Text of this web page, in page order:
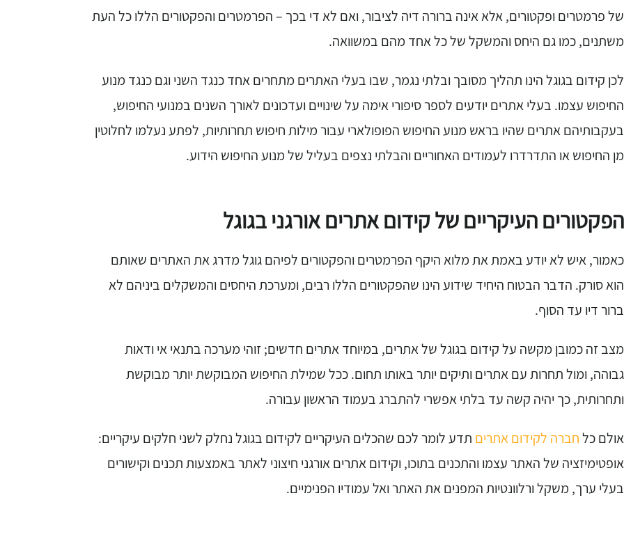
של פרמטרים ופקטורים, אלא אינה ברורה דיה לציבור, ואם לא די בכך – הפרמטרים והפקטורים הללו כל העת
משתנים, כמו גם היחס והמשקל של כל אחד מהם במשוואה.
לכן קידום בגוגל הינו תהליך מסובך ובלתי נגמר, שבו בעלי האתרים מתחרים אחד כנגד השני וגם כנגד מנוע
החיפוש עצמו. בעלי אתרים יודעים לספר סיפורי אימה על שינויים ועדכונים לאורך השנים במנועי החיפוש,
בעקבותיהם אתרים שהיו בראש מנוע החיפוש הפופולארי עבור מילות חיפוש תחרותיות, לפתע נעלמו לחלוטין
מן החיפוש או התדרדרו לעמודים האחוריים והבלתי נצפים בעליל של מנוע החיפוש הידוע.
הפקטורים העיקריים של קידום אתרים אורגני בגוגל
כאמור, איש לא יודע באמת את מלוא היקף הפרמטרים והפקטורים לפיהם גוגל מדרג את האתרים שאותם
הוא סורק. הדבר הבטוח היחיד שידוע הינו שהפקטורים הללו רבים, ומערכת היחסים והמשקלים ביניהם לא
ברור דיו עד הסוף.
מצב זה כמובן מקשה על קידום בגוגל של אתרים, במיוחד אתרים חדשים; זוהי מערכה בתנאי אי ודאות
גבוהה, ומול תחרות עם אתרים ותיקים יותר באותו תחום. ככל שמילת החיפוש המבוקשת יותר מבוקשת
ותחרותית, כך יהיה קשה עד בלתי אפשרי להתברג בעמוד הראשון עבורה.
אולם כלחברה לקידום אתרים תדע לומר לכם שהכלים העיקריים לקידום בגוגל נחלק לשני חלקים עיקריים:
אופטימיזציה של האתר עצמו והתכנים בתוכו, וקידום אתרים אורגני חיצוני לאתר באמצעות תכנים וקישורים
בעלי ערך, משקל ורלוונטיות המפנים את האתר ואל עמודיו הפנימיים.